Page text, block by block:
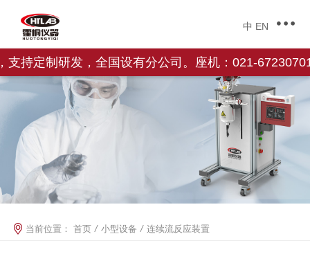
中 EN
支持定制研发，全国设有分公司。座机：021-
当前位置： 首页 / 小型设备 / 连续流反应装置